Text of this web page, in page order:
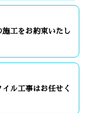
工をお約束いたし
ル工事はお任せく